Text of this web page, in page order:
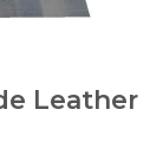
Leather